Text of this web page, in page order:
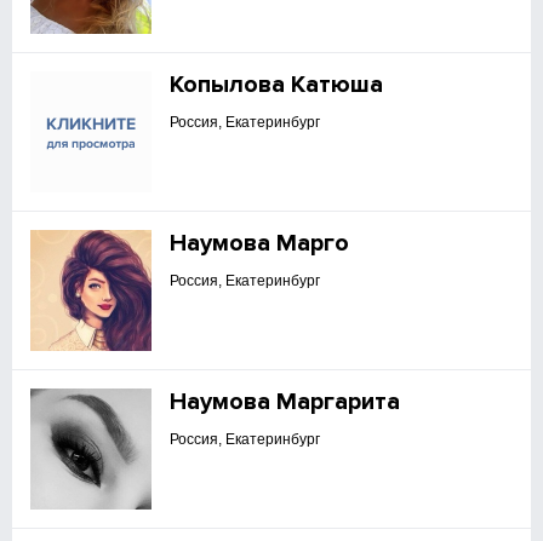
Копылова Катюша
Россия, Екатеринбург
Наумова Марго
Россия, Екатеринбург
Наумова Маргарита
Россия, Екатеринбург